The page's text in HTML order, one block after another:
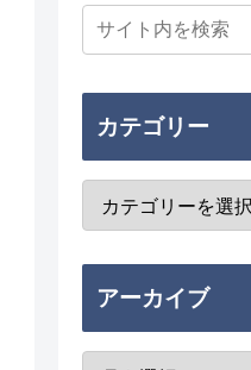
カテゴリー
アーカイブ